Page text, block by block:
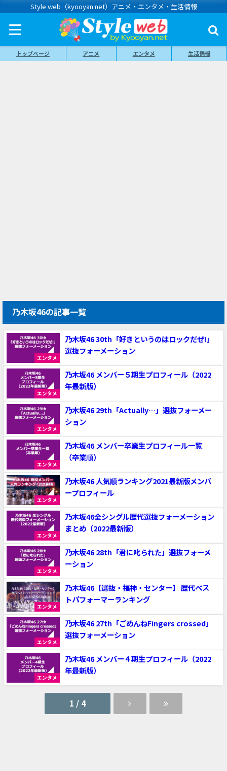
Style web（kyooyan.net）アニメ・エンタメ・生活情報
トップページ アニメ エンタメ 生活情報
乃木坂46の記事一覧
エンタメ
乃木坂46 30th「好きというのはロックだぜ!」
選抜フォーメーション
エンタメ
乃木坂46 メンバー５期生プロフィール（2022
年最新版）
エンタメ
乃木坂46 29th「Actually…」選抜フォーメー
ション
エンタメ
乃木坂46 メンバー卒業生プロフィール一覧
（卒業順）
エンタメ
乃木坂46 人気順ランキング2021最新版メンバ
ープロフィール
エンタメ
乃木坂46全シングル歴代選抜フォーメーション
まとめ（2022最新版）
エンタメ
乃木坂46 28th「君に叱られた」選抜フォーメ
ーション
エンタメ
乃木坂46【選抜・福神・センター】 歴代ベス
トパフォーマーランキング
エンタメ
乃木坂46 27th「ごめんねFingers crossed」
選抜フォーメーション
エンタメ
乃木坂46 メンバー４期生プロフィール（2022
年最新版）
1 / 4